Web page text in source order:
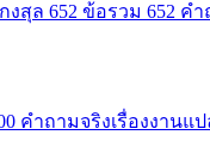
งสุล 652 ข้อรวม 652 ค
คำถามจริงเรื่องงานแ